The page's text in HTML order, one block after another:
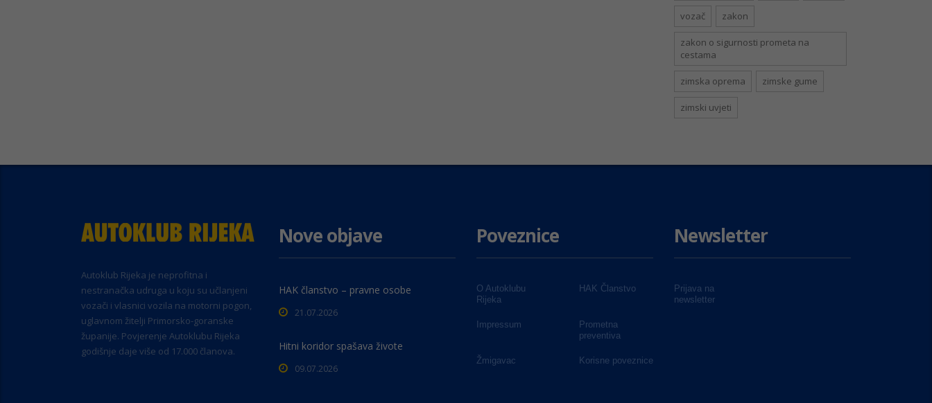
vozač zakon
zakon o sigurnosti prometa na
cestama
zimska oprema zimske gume
zimski uvjeti
Autoklub Rijeka je neprofitna i
nestranačka udruga u koju su učlanjeni
vozači i vlasnici vozila na motorni pogon,
uglavnom žitelji Primorsko-goranske
županije. Povjerenje Autoklubu Rijeka
godišnje daje više od 17.000 članova.
Nove objave
HAK članstvo – pravne osobe
21.07.2026
Hitni koridor spašava živote
09.07.2026
Poveznice
O Autoklubu
Rijeka
HAK Članstvo
Impressum
Prometna
preventiva
Žmigavac Korisne poveznice
Newsletter
Prijava na
newsletter